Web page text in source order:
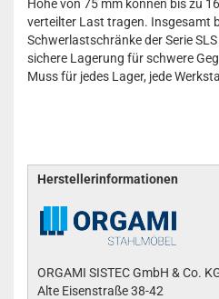
Höhe von 75 mm können bis zu
verteilter Last tragen. Insgesamt
Schwerlastschränke der Serie
sichere Lagerung für schwere
Muss für jedes Lager, jede
Herstellerinformationen
ORGAMI SISTEC GmbH & Co.
Alte Eisenstraße 38-42